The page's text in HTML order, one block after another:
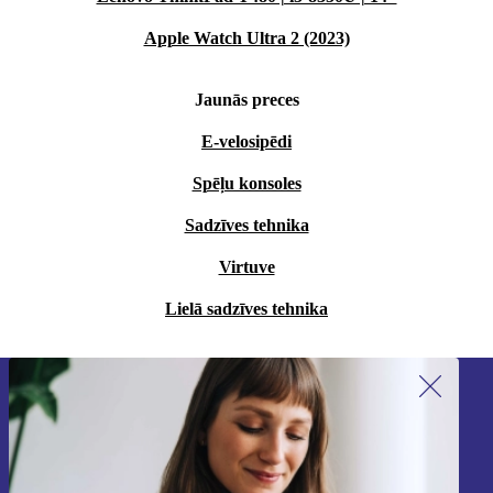
Apple Watch Ultra 2 (2023)
Jaunās preces
E-velosipēdi
Spēļu konsoles
Sadzīves tehnika
Virtuve
Lielā sadzīves tehnika
Piesakieties mūsu jaunumu
saņemšanai!
Nekad vairs nepalaidiet garām nevienu
piedāvājumu.